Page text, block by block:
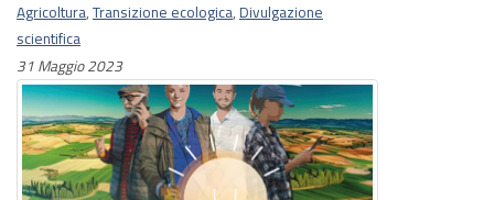
Agricoltura, Transizione ecologica, Divulgazione
scientifica
31 Maggio 2023